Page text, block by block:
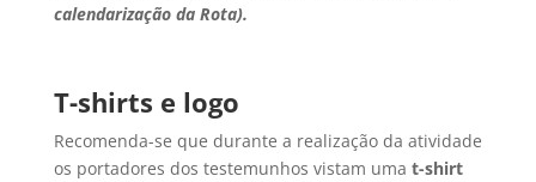
calendarização da Rota).
T-shirts e logo
Recomenda-se que durante a realização da atividade
os portadores dos testemunhos vistam uma t-shirt